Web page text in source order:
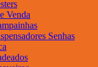
Venda
Senhas